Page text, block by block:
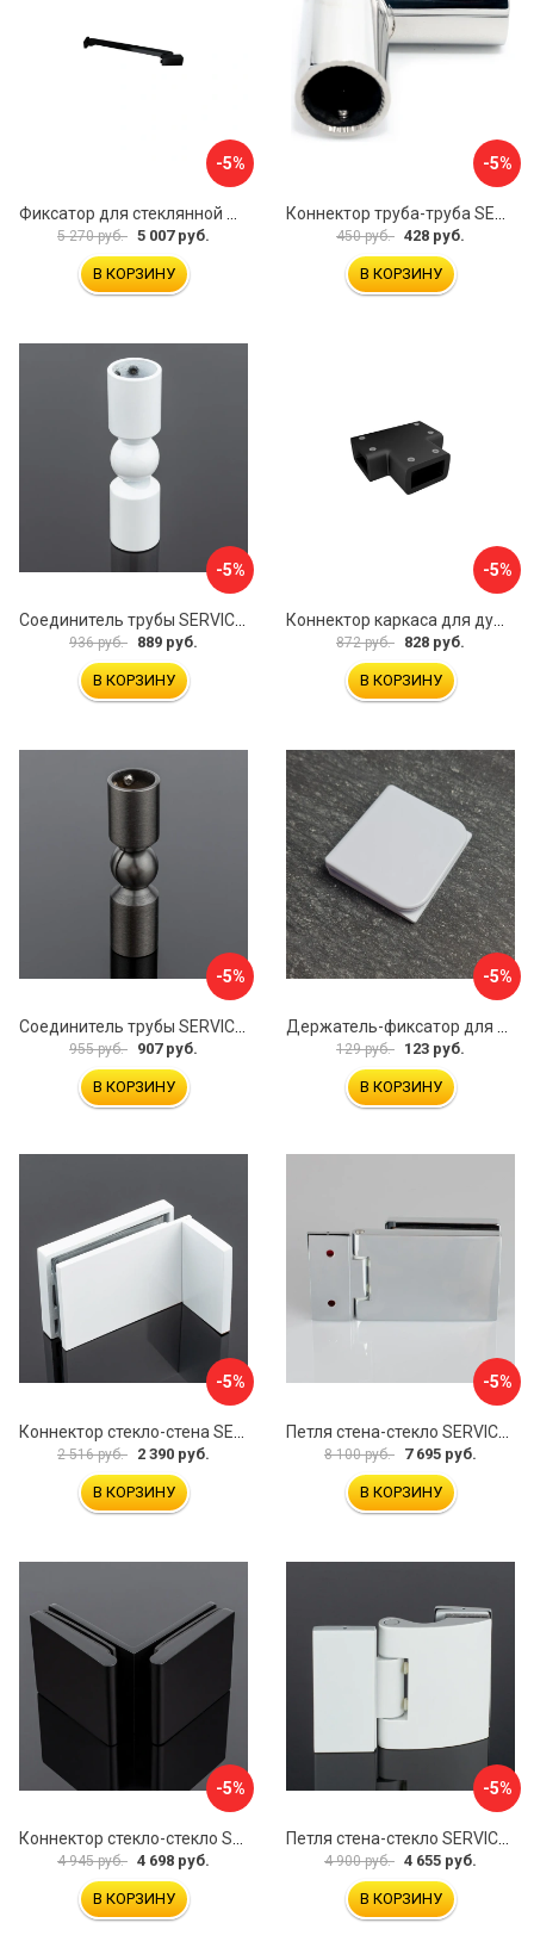
-5%
5 270 руб. 5 007 руб.
В КОРЗИНУ
-5%
450 руб. 428 руб.
В КОРЗИНУ
-5%
936 руб. 889 руб.
В КОРЗИНУ
-5%
872 руб. 828 руб.
В КОРЗИНУ
-5%
955 руб. 907 руб.
В КОРЗИНУ
-5%
129 руб. 123 руб.
В КОРЗИНУ
-5%
Коннектор стекло-стена SERVICE PLUS K02-203WM/sus304
2 516 руб. 2 390 руб.
В КОРЗИНУ
-5%
Петля стена-стекло SERVICE PLUS P03-101CR/brass
8 100 руб. 7 695 руб.
В КОРЗИНУ
-5%
4 945 руб. 4 698 руб.
В КОРЗИНУ
-5%
4 900 руб. 4 655 руб.
В КОРЗИНУ